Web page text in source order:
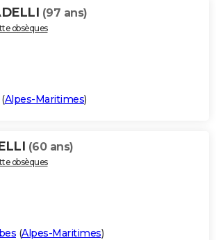
(97 ans)
obsèques
Alpes-Maritimes)
(60 ans)
obsèques
(Alpes-Maritimes)